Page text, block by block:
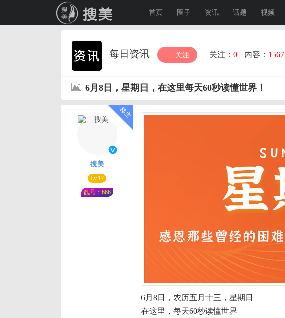
首页 圈子 资讯 话题 视频
每日资讯 关注 关注： 0 内容： 1567
6月8日，星期日，在这里每天60秒读懂世界！
搜美
Lv.17
靓号：666
6月8日，农历五月十三，星期日
在这里，每天60秒读懂世界